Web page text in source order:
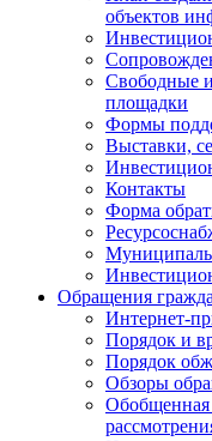
объектов
Свободные
площадки
Формы
Выставки,
Контакты
Форма
Обращения
Интернет-
Порядок и
Порядок
Обзоры
Обобщенная